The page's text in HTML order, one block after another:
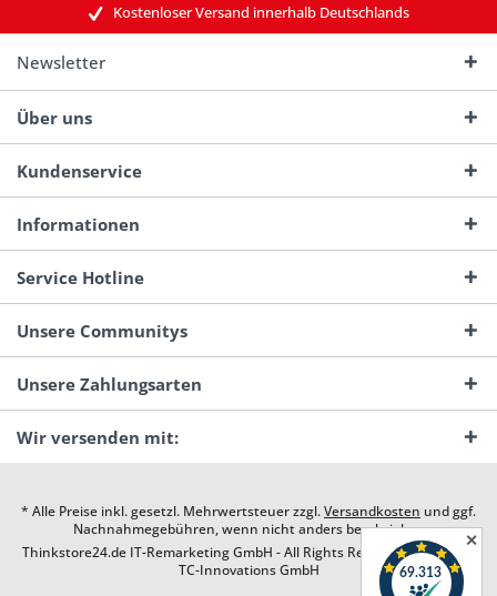
Kostenloser Versand innerhalb Deutschlands
Newsletter
Über uns
Kundenservice
Informationen
Service Hotline
Unsere Communitys
Unsere Zahlungsarten
Wir versenden mit:
* Alle Preise inkl. gesetzl. Mehrwertsteuer zzgl.Versandkosten und ggf.
Nachnahmegebühren, wenn nicht anders beschrieben
Thinkstore24.de IT-Remarketing GmbH - All Rights Reserved. Design by
TC-Innovations GmbH
✕